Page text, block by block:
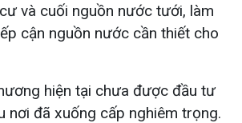
và cuối nguồn nước tưới, làm
cận nguồn nước cần thiết cho
hiện tại chưa được đầu tư
nơi đã xuống cấp nghiêm trọng.